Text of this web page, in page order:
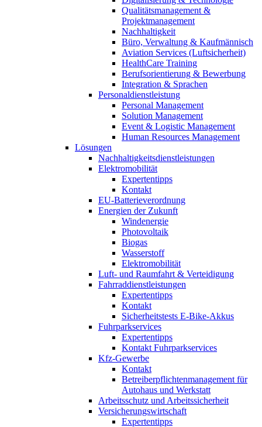
Qualitätsmanagement &
Projektmanagement
Nachhaltigkeit
Büro, Verwaltung & Kaufmännisch
Aviation Services (Luftsicherheit)
HealthCare Training
Berufsorientierung & Bewerbung
Integration & Sprachen
Personaldienstleistung
Personal Management
Solution Management
Event & Logistic Management
Human Resources Management
Lösungen
Nachhaltigkeitsdienstleistungen
Elektromobilität
Expertentipps
Kontakt
EU-Batterieverordnung
Energien der Zukunft
Windenergie
Photovoltaik
Biogas
Wasserstoff
Elektromobilität
Luft- und Raumfahrt & Verteidigung
Fahrraddienstleistungen
Expertentipps
Kontakt
Sicherheitstests E-Bike-Akkus
Fuhrparkservices
Expertentipps
Kontakt Fuhrparkservices
Kfz-Gewerbe
Kontakt
Betreiberpflichtenmanagement für
Autohaus und Werkstatt
Arbeitsschutz und Arbeitssicherheit
Versicherungswirtschaft
Expertentipps